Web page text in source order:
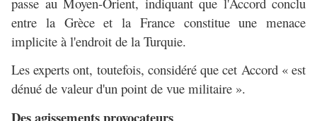
entre la Grèce et la France constitue une menace
implicite à l'endroit de la Turquie.
Les experts ont, toutefois, considéré que cet Accord « est
dénué de valeur d'un point de vue militaire ».